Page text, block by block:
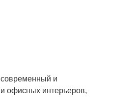
современный и
офисных интерьеров,